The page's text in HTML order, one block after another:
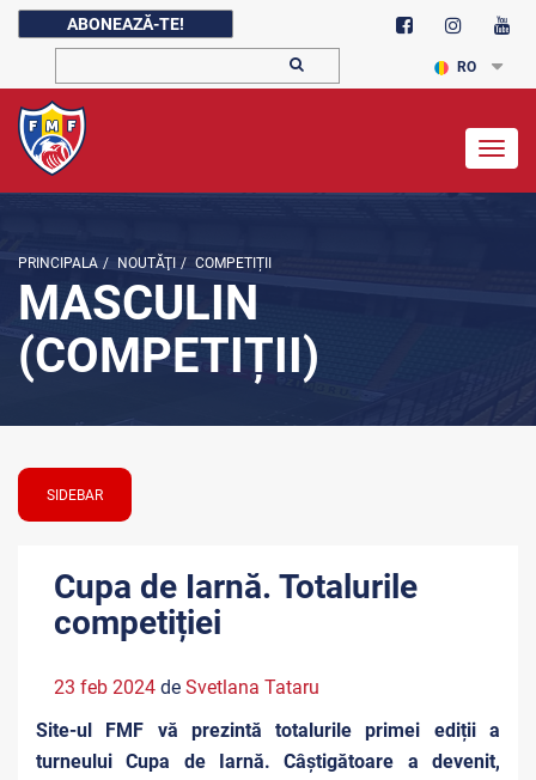
ABONEAZĂ-TE!
RO
PRINCIPALA / NOUTĂŢI / COMPETIȚII
MASCULIN
(COMPETIȚII)
SIDEBAR
Cupa de Iarnă. Totalurile
competiției
23 feb 2024 de Svetlana Tataru
Site-ul FMF vă prezintă totalurile primei ediții a
turneului Cupa de Iarnă. Câștigătoare a devenit,